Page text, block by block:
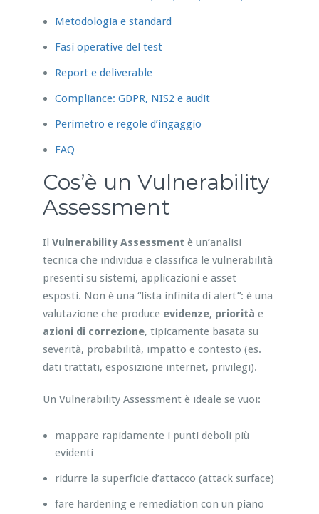
Metodologia e standard
Fasi operative del test
Report e deliverable
Compliance: GDPR, NIS2 e audit
Perimetro e regole d’ingaggio
FAQ
Cos’è un Vulnerability
Assessment
Il Vulnerability Assessment è un’analisi
tecnica che individua e classifica le vulnerabilità
presenti su sistemi, applicazioni e asset
esposti. Non è una “lista infinita di alert”: è una
valutazione che produce evidenze, priorità e
azioni di correzione, tipicamente basata su
severità, probabilità, impatto e contesto (es.
dati trattati, esposizione internet, privilegi).
Un Vulnerability Assessment è ideale se vuoi:
mappare rapidamente i punti deboli più
evidenti
ridurre la superficie d’attacco (attack surface)
fare hardening e remediation con un piano